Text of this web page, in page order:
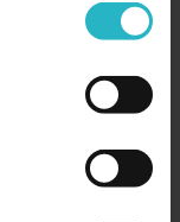
werden
Feste
als